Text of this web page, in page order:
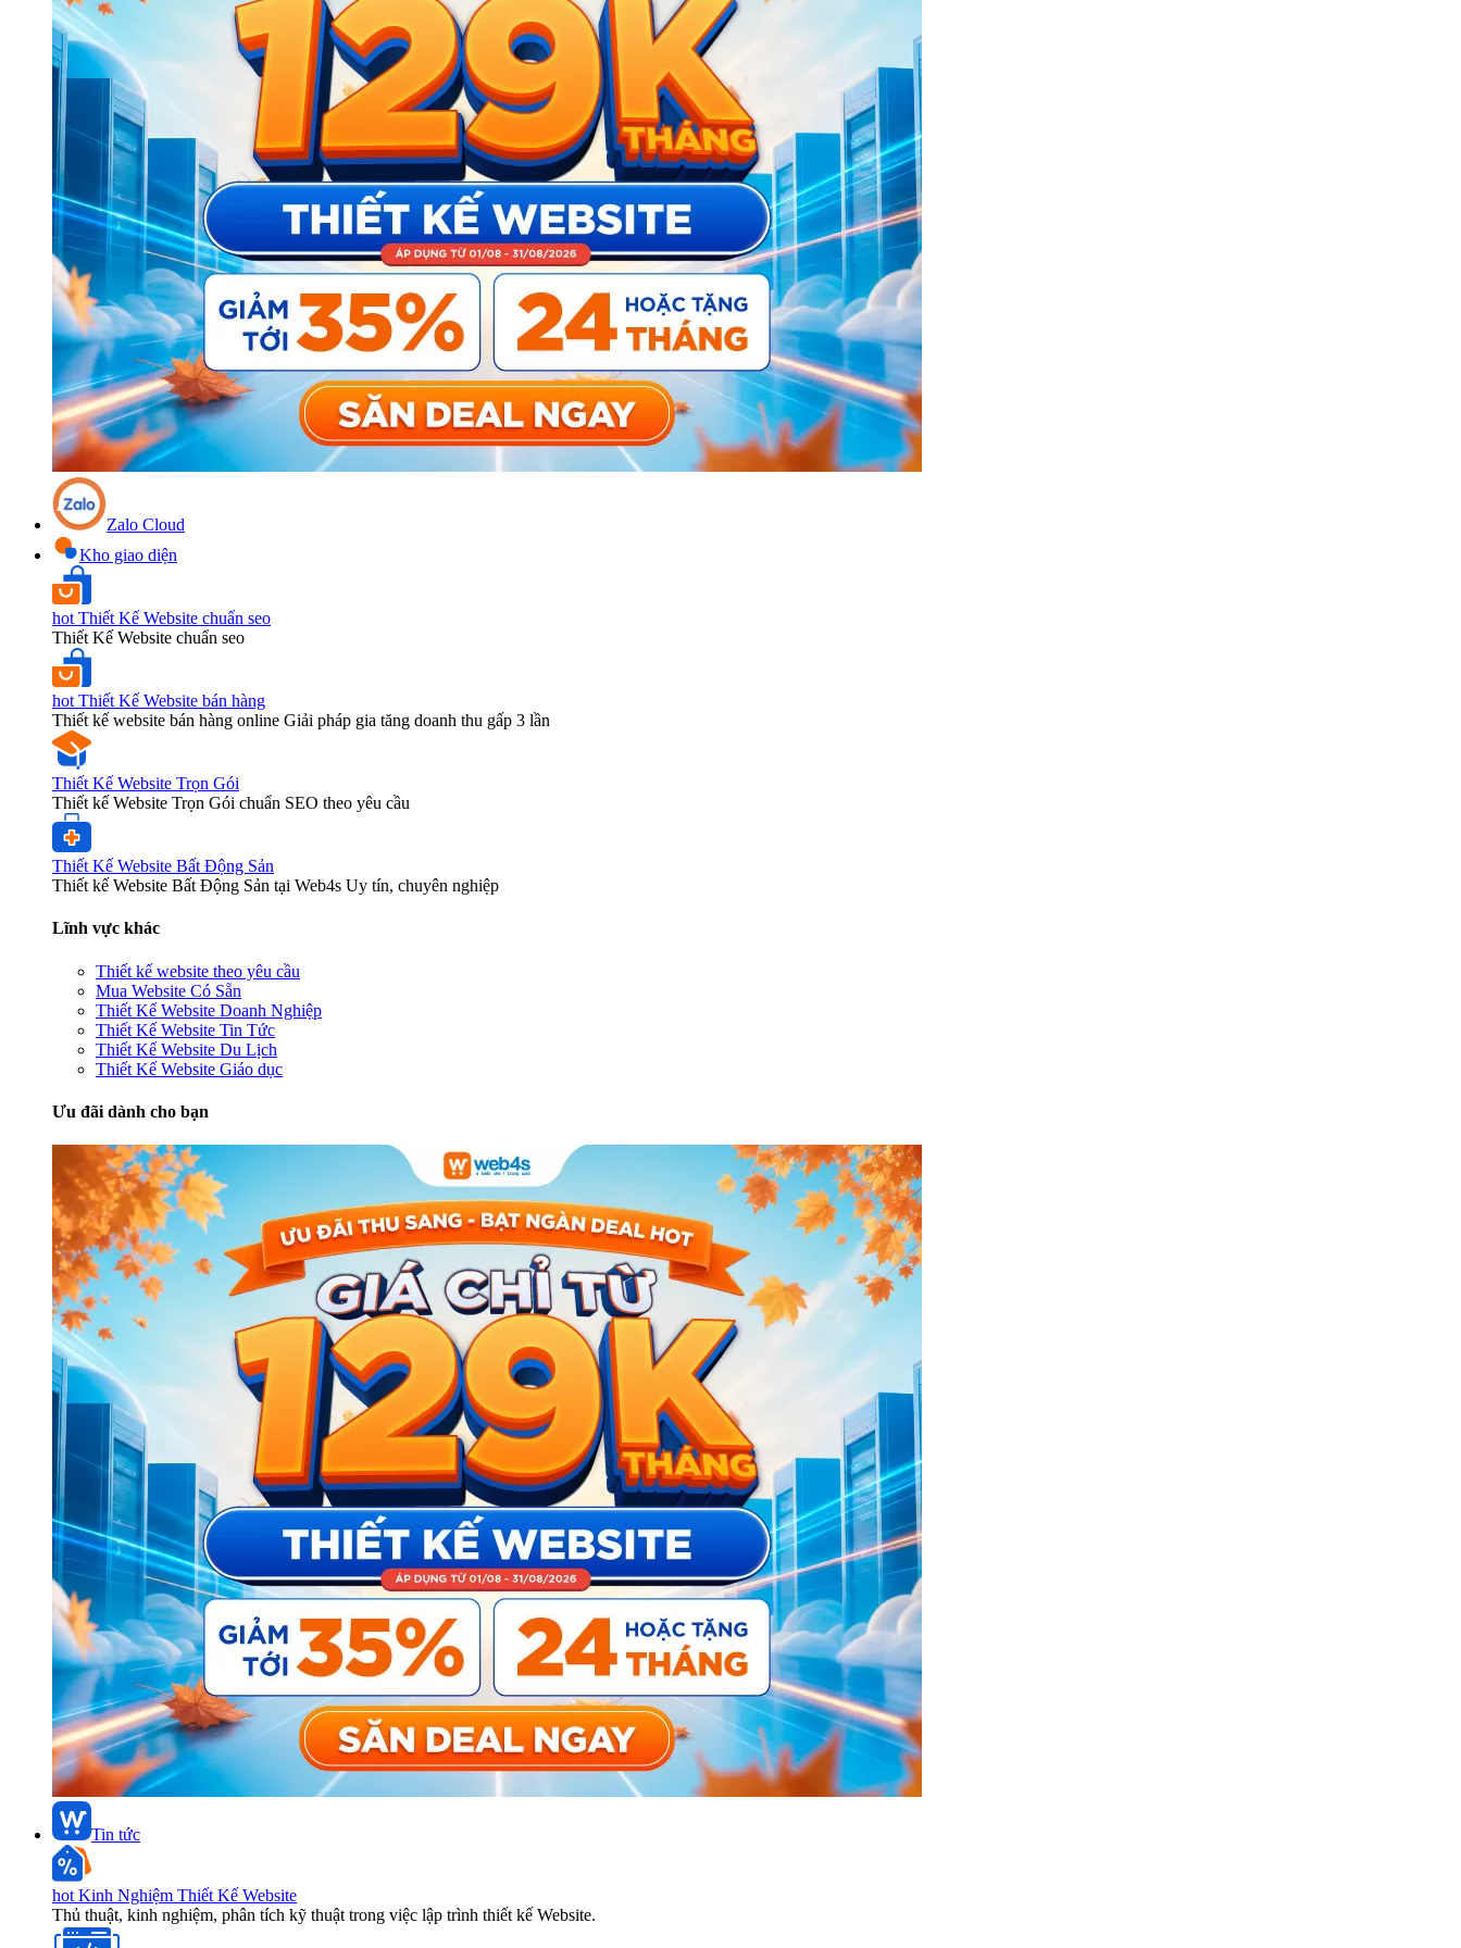
Zalo Cloud
Kho giao diện
hot Thiết Kế Website chuẩn seo
Thiết Kế Website chuẩn seo
hot Thiết Kế Website bán hàng
Thiết kế website bán hàng online Giải pháp gia tăng doanh thu gấp 3 lần
Thiết Kế Website Trọn Gói
Thiết kế Website Trọn Gói chuẩn SEO theo yêu cầu
Thiết Kế Website Bất Động Sản
Thiết kế Website Bất Động Sản tại Web4s Uy tín, chuyên nghiệp
Lĩnh vực khác
Thiết kế website theo yêu cầu
Mua Website Có Sẵn
Thiết Kế Website Doanh Nghiệp
Thiết Kế Website Tin Tức
Thiết Kế Website Du Lịch
Thiết Kế Website Giáo dục
Ưu đãi dành cho bạn
Tin tức
hot Kinh Nghiệm Thiết Kế Website
Thủ thuật, kinh nghiệm, phân tích kỹ thuật trong việc lập trình thiết kế Website.